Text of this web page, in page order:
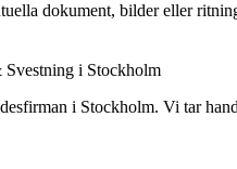
dokument, bilder eller
Svestning i Stockholm
i Stockholm. Vi tar